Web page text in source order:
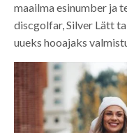
maailma esinumber ja
discgolfar, Silver Lätt
uueks hooajaks